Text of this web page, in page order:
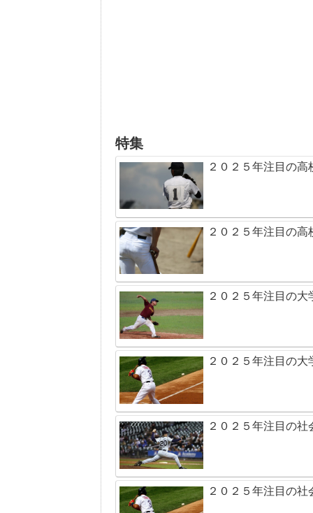
特集
２０２５年注目の
２０２５年注目の
２０２５年注目の
２０２５年注目の
２０２５年注目の
２０２５年注目の